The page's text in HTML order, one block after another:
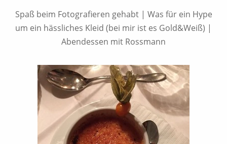
Spaß beim Fotografieren gehabt | Was für ein Hype
um ein hässliches Kleid (bei mir ist es Gold&Weiß) |
Abendessen mit Rossmann